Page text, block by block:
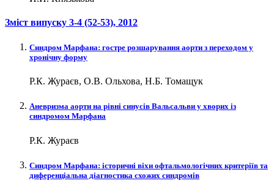
Зміст випуску 3-4 (52-53), 2012
Синдром Марфана: гостре розшарування аорти з переходом у
хронічну форму
Р.К. Жураєв, О.В. Ольхова, Н.Б. Томащук
Аневризма аорти на рівні синусів Вальсальви у хворих із
синдромом Марфана
Р.К. Жураєв
Синдром Марфана: історичні віхи офтальмологічних критеріїв та
диференціальна діагностика схожих синдромів